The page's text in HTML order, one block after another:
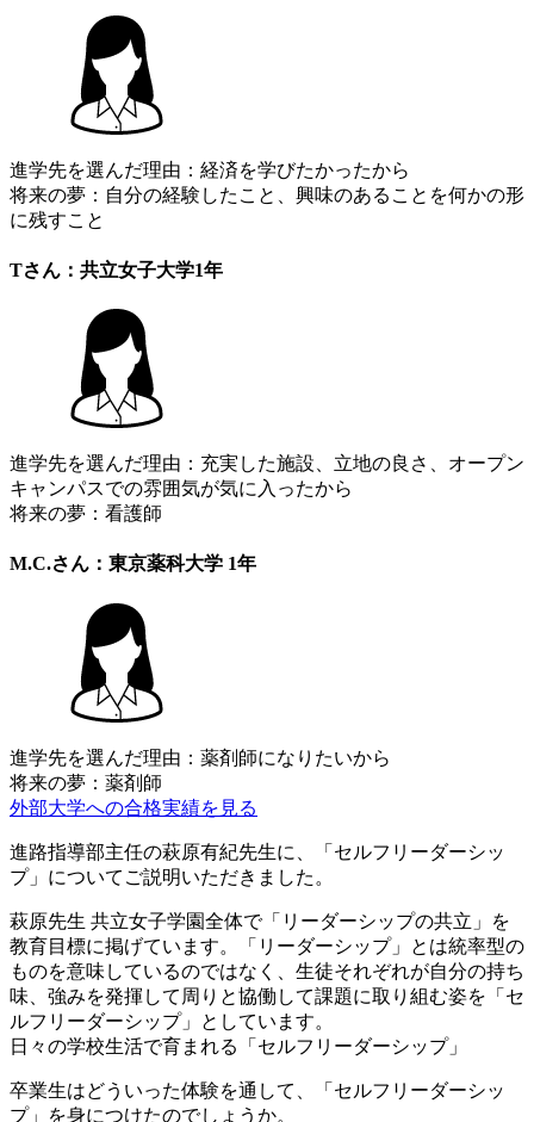
進学先を選んだ理由：経済を学びたかったから
将来の夢：自分の経験したこと、興味のあることを何かの形
に残すこと
Tさん：共立女子大学1年
進学先を選んだ理由：充実した施設、立地の良さ、オープン
キャンパスでの雰囲気が気に入ったから
将来の夢：看護師
M.C.さん：東京薬科大学 1年
進学先を選んだ理由：薬剤師になりたいから
将来の夢：薬剤師
外部大学への合格実績を見る
進路指導部主任の萩原有紀先生に、「セルフリーダーシッ
プ」についてご説明いただきました。
萩原先生 共立女子学園全体で「リーダーシップの共立」を
教育目標に掲げています。「リーダーシップ」とは統率型の
ものを意味しているのではなく、生徒それぞれが自分の持ち
味、強みを発揮して周りと協働して課題に取り組む姿を「セ
ルフリーダーシップ」としています。
日々の学校生活で育まれる「セルフリーダーシップ」
卒業生はどういった体験を通して、「セルフリーダーシッ
プ」を身につけたのでしょうか。